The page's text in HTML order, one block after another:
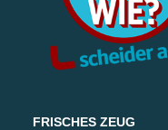
FRISCHES ZEUG